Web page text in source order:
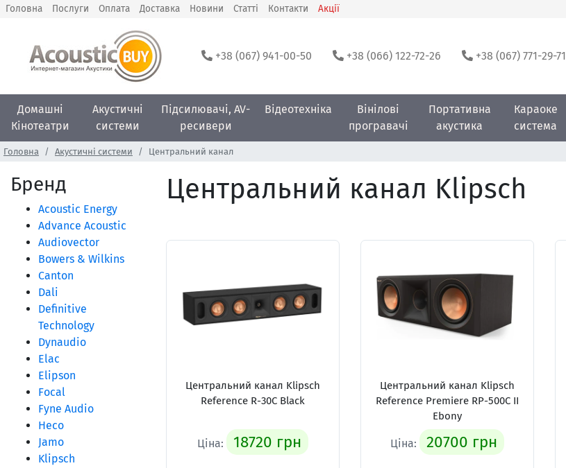
Головна Послуги Оплата Доставка Новини Статті Контакти Акції
+38 (067) 941-00-50 +38 (066) 122-72-26 +38 (067) 771-29-71
Домашні
Кінотеатри
Акустичні
системи
Підсилювачі, AV-
ресивери
Відеотехніка
Вінілові
програвачі
Портативна
акустика
Караоке
система
Головна Акустичні системи Центральний канал
Бренд
Acoustic Energy
Advance Acoustic
Audiovector
Bowers & Wilkins
Canton
Dali
Definitive
Technology
Dynaudio
Elac
Elipson
Focal
Fyne Audio
Heco
Jamo
Klipsch
Центральний канал Klipsch
Центральний канал Klipsch
Reference R-30C Black
Ціна: 18720 грн
Центральний канал Klipsch
Reference Premiere RP-500C II
Ebony
Ціна: 20700 грн